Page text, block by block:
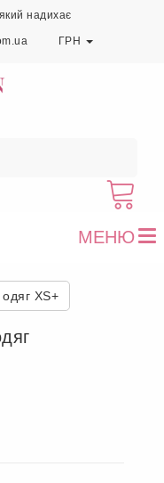
надихає
ГРН
МЕНЮ
XS+